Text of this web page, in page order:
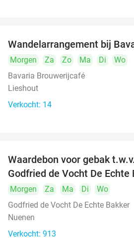
Wandelarrangement bij
Morgen Za Zo Ma Di
Wo
Bavaria Brouwerijcafé
Lieshout
Verkocht: 14
Waardebon voor gebak
Godfried de Vocht De Echte
Morgen Za Ma Di
Wo
Godfried de Vocht De Echte Bakker
Nuenen
Verkocht: 913